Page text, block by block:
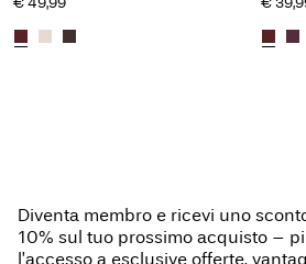
Diventa membro e ricevi uno
10% sul tuo prossimo acquisto –
l’accesso a esclusive offerte,